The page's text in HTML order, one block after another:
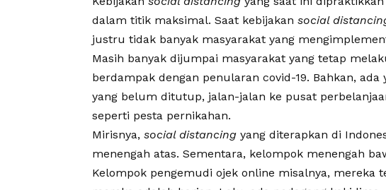
dalam titik maksimal. Saat kebijakan social
justru tidak banyak masyarakat yang
Masih banyak dijumpai masyarakat yang tetap
berdampak dengan penularan covid-19. Bahkan,
yang belum ditutup, jalan-jalan ke pusat
seperti pesta pernikahan.
Mirisnya, social distancing yang diterapkan di
menengah atas. Sementara, kelompok menengah
Kelompok pengemudi ojek online misalnya, mereka